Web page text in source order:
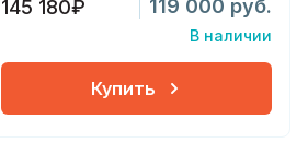
145 180₽ 119 000 руб.
В наличии
Купить